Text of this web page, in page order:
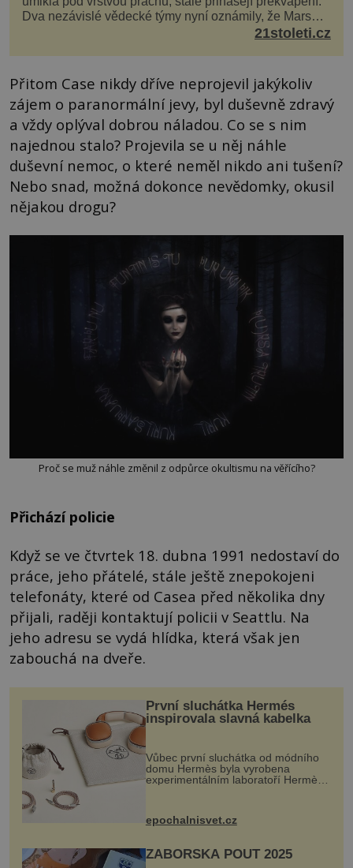
Dva nezávislé vědecké týmy nyní oznámily, že Mars
má nejen plášť plný trosek z dávných impaktů,...21stoleti.cz
Přitom Case nikdy dříve neprojevil jakýkoliv
zájem o paranormální jevy, byl duševně zdravý
a vždy oplýval dobrou náladou. Co se s nim
najednou stalo? Projevila se u něj náhle
duševní nemoc, o které neměl nikdo ani tušení?
Nebo snad, možná dokonce nevědomky, okusil
nějakou drogu?
Proč se muž náhle změnil z odpůrce okultismu na věřícího?
Přichází policie
Když se ve čtvrtek 18. dubna 1991 nedostaví do
práce, jeho přátelé, stále ještě znepokojeni
telefonáty, které od Casea před několika dny
přijali, raději kontaktují policii v Seattlu. Na
jeho adresu se vydá hlídka, která však jen
zabouchá na dveře.
První sluchátka Hermés
inspirovala slavná kabelka
Vůbec první sluchátka od módního
domu Hermès byla vyrobena
experimentálním laboratoří Hermès
kovový...
epochalnisvet.cz
ZÁBOŘSKÁ POUŤ 2025